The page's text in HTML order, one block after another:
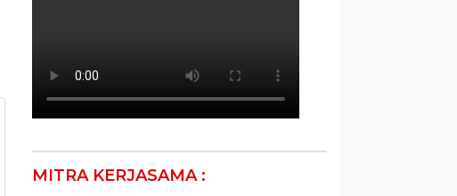
MITRA KERJASAMA :